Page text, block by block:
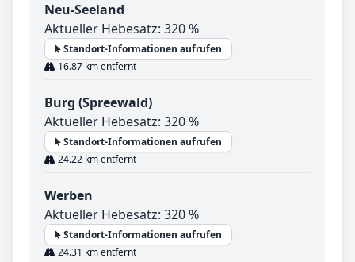
Neu-Seeland
Aktueller Hebesatz: 320 %
Standort-Informationen aufrufen
16.87 km entfernt
Burg (Spreewald)
Aktueller Hebesatz: 320 %
Standort-Informationen aufrufen
24.22 km entfernt
Werben
Aktueller Hebesatz: 320 %
Standort-Informationen aufrufen
24.31 km entfernt